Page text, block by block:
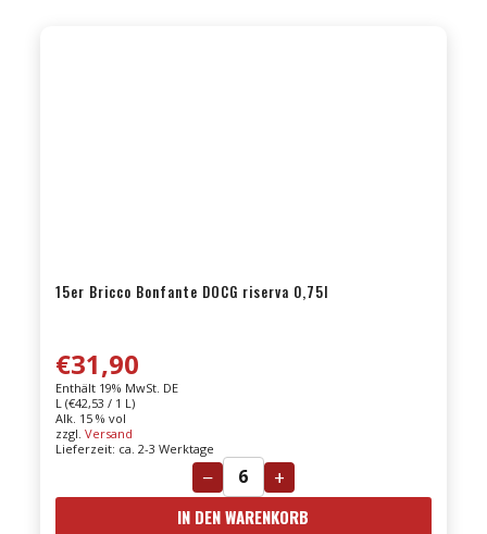
15er Bricco Bonfante DOCG riserva 0,75l
€31,90
Enthält 19% MwSt. DE
L (€42,53 / 1 L)
Alk. 15 % vol
zzgl. Versand
Lieferzeit: ca. 2-3 Werktage
−
15er
Bricco
+
IN DEN WARENKORB